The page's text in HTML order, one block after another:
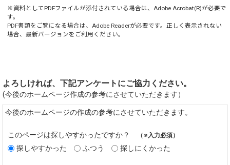
※資料としてPDFファイルが添付されている場合は、Adobe Acrobat(R)が必要で
す。
PDF書類をご覧になる場合は、Adobe Readerが必要です。正しく表示されない
場合、最新バージョンをご利用ください。